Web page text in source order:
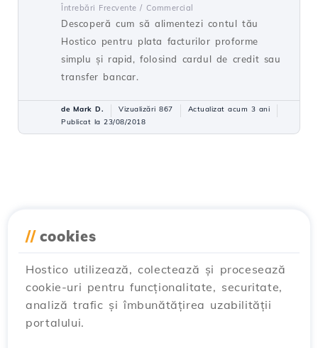
Întrebări Frecvente / Commercial
Descoperă cum să alimentezi contul tău
Hostico pentru plata facturilor proforme
simplu și rapid, folosind cardul de credit sau
transfer bancar.
de Mark D. Vizualizări 867
Actualizat acum 3 ani
Publicat la 23/08/2018
// cookies
Hostico utilizează, colectează și procesează
cookie-uri pentru funcționalitate, securitate,
analiză trafic și îmbunătățirea uzabilității
portalului.